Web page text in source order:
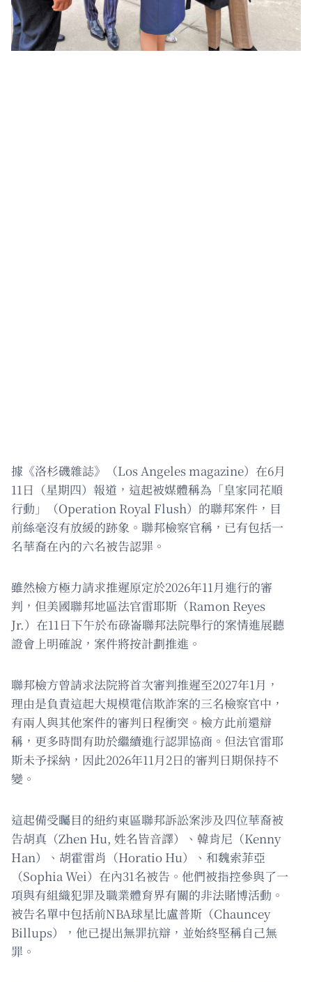
據《洛杉磯雜誌》（Los Angeles magazine）在6月
11日（星期四）報道，這起被媒體稱為「皇家同花順
行動」（Operation Royal Flush）的聯邦案件，目
前絲毫沒有放緩的跡象。聯邦檢察官稱，已有包括一
名華裔在內的六名被告認罪。
雖然檢方極力請求推遲原定於2026年11月進行的審
判，但美國聯邦地區法官雷耶斯（Ramon Reyes
Jr.）在11日下午於布碌崙聯邦法院舉行的案情進展聽
證會上明確說，案件將按計劃推進。
聯邦檢方曾請求法院將首次審判推遲至2027年1月，
理由是負責這起大規模電信欺詐案的三名檢察官中，
有兩人與其他案件的審判日程衝突。檢方此前還辯
稱，更多時間有助於繼續進行認罪協商。但法官雷耶
斯未予採納，因此2026年11月2日的審判日期保持不
變。
這起備受矚目的紐約東區聯邦訴訟案涉及四位華裔被
告胡真（Zhen Hu, 姓名皆音譯）、韓肯尼（Kenny
Han）、胡霍雷肖（Horatio Hu）、和魏索菲亞
（Sophia Wei）在內31名被告。他們被指控參與了一
項與有組織犯罪及職業體育界有關的非法賭博活動。
被告名單中包括前NBA球星比盧普斯（Chauncey
Billups），他已提出無罪抗辯，並始終堅稱自己無
罪。